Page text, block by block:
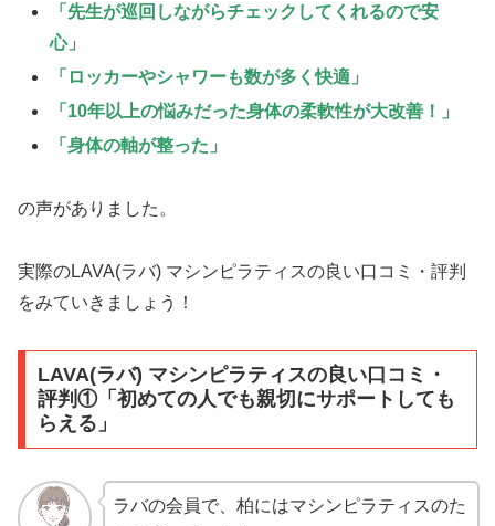
「先生が巡回しながらチェックしてくれるので安
心」
「ロッカーやシャワーも数が多く快適」
「10年以上の悩みだった身体の柔軟性が大改善！」
「身体の軸が整った」
の声がありました。
実際のLAVA(ラバ) マシンピラティスの良い口コミ・評判
をみていきましょう！
LAVA(ラバ) マシンピラティスの良い口コミ・
評判①「初めての人でも親切にサポートしても
らえる」
ラバの会員で、柏にはマシンピラティスのた